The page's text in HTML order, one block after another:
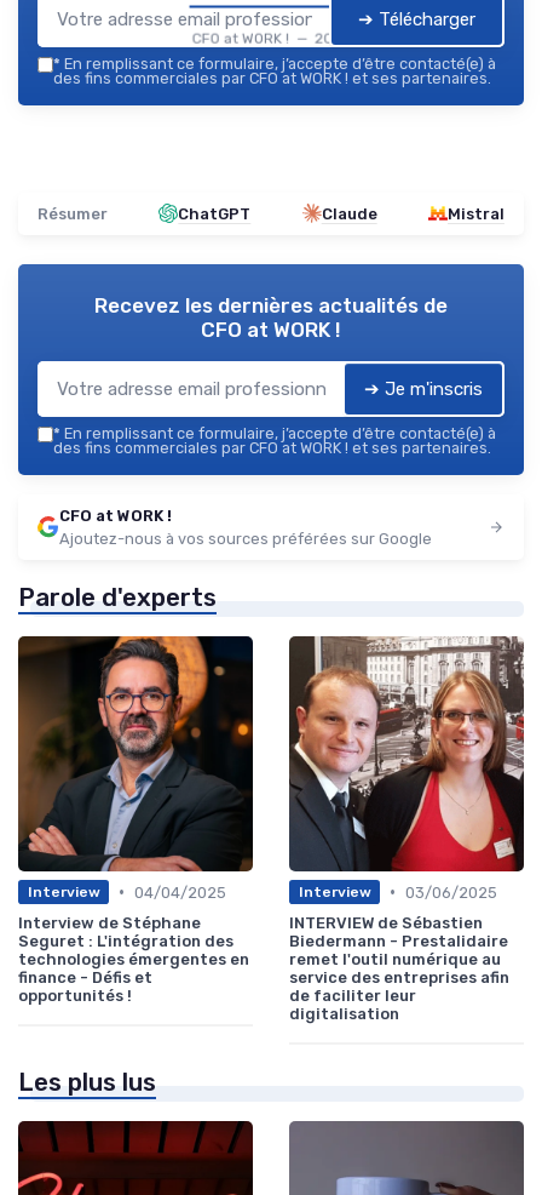
CFO at WORK ! — 2026
➔ Télécharger
* En remplissant ce formulaire, j’accepte d’être contacté(e) à
des fins commerciales par CFO at WORK ! et ses partenaires.
Résumer ChatGPT Claude Mistral
Recevez les dernières actualités de
CFO at WORK !
➔ Je m'inscris
* En remplissant ce formulaire, j’accepte d’être contacté(e) à
des fins commerciales par CFO at WORK ! et ses partenaires.
CFO at WORK !
Ajoutez-nous à vos sources préférées sur Google
Parole d'experts
Interview • 04/04/2025
Interview de Stéphane
Seguret : L'intégration des
technologies émergentes en
finance - Défis et
opportunités !
Interview • 03/06/2025
INTERVIEW de Sébastien
Biedermann - Prestalidaire
remet l'outil numérique au
service des entreprises afin
de faciliter leur
digitalisation
Les plus lus